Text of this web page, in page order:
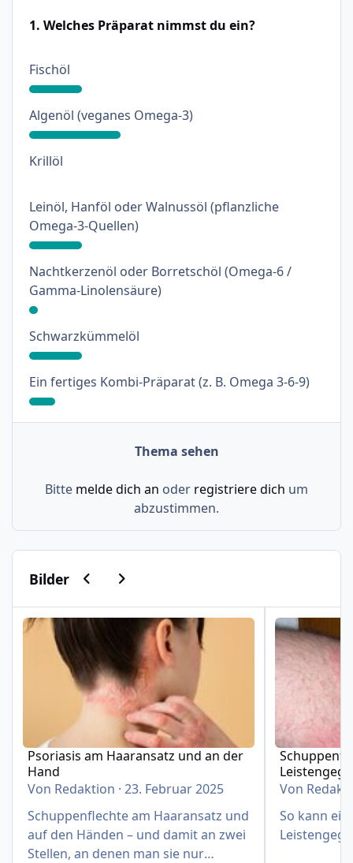
1. Welches Präparat nimmst du ein?
Fischöl: 18%
Algenöl (veganes Omega-3): 31%
Krillöl: 0%
Leinöl, Hanföl oder Walnussöl (pflanzliche
Omega-3-Quellen): 18%
Nachtkerzenöl oder Borretschöl (Omega-6 /
Gamma-Linolensäure): 3%
Schwarzkümmelöl: 18%
Ein fertiges Kombi-Präparat (z. B. Omega 3-6-9): 9%
Thema sehen
Bitte melde dich an oder registriere dich um
abzustimmen.
BilderVorherige Karussell-Folie
Nächste Karussell-Folie
Psoriasis am Haaransatz und an der Hand
Psoriasis am Haaransatz und an der
Hand
Von Redaktion ·23. Februar 2025
Schuppenflechte am Haaransatz und
auf den Händen – und damit an zwei
Stellen, an denen man sie nur
Von
So kann